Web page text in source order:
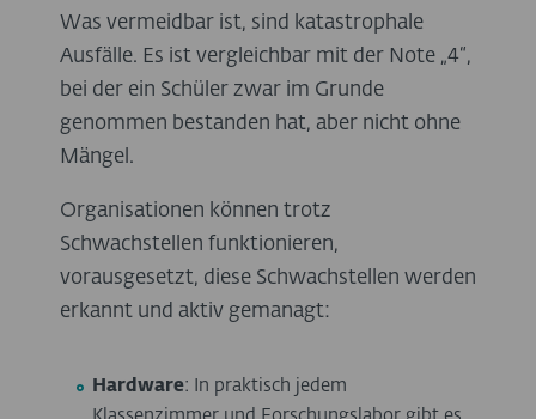
Was vermeidbar ist, sind katastrophale
Ausfälle. Es ist vergleichbar mit der Note „4“,
bei der ein Schüler zwar im Grunde
genommen bestanden hat, aber nicht ohne
Mängel.
Organisationen können trotz
Schwachstellen funktionieren,
vorausgesetzt, diese Schwachstellen werden
erkannt und aktiv gemanagt:
Hardware: In praktisch jedem